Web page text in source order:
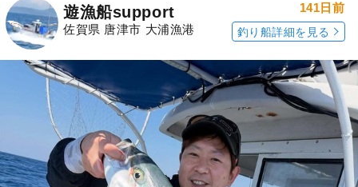
遊漁船support
佐賀県 唐津市 大浦漁港
141日前
釣り船詳細を見る